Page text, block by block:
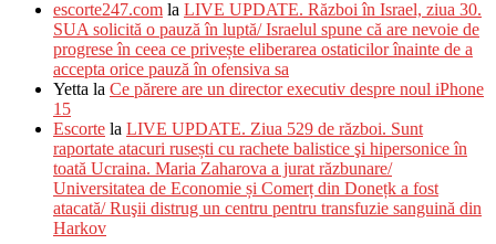
escorte247.com la LIVE UPDATE. Război în Israel, ziua 30.
SUA solicită o pauză în luptă/ Israelul spune că are nevoie de
progrese în ceea ce privește eliberarea ostaticilor înainte de a
accepta orice pauză în ofensiva sa
Yetta la Ce părere are un director executiv despre noul iPhone
15
Escorte la LIVE UPDATE. Ziua 529 de război. Sunt
raportate atacuri rusești cu rachete balistice şi hipersonice în
toată Ucraina. Maria Zaharova a jurat răzbunare/
Universitatea de Economie și Comerț din Donețk a fost
atacată/ Ruşii distrug un centru pentru transfuzie sanguină din
Harkov